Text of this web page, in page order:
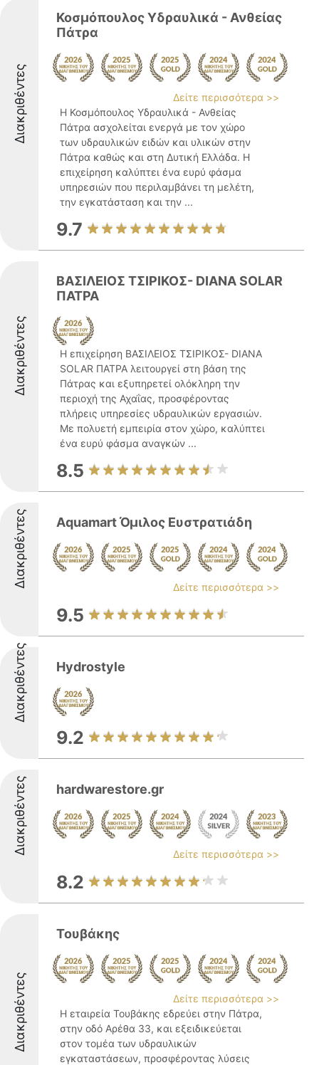
Διακριθέντες
Κοσμόπουλος Υδραυλικά - Ανθείας
Πάτρα
Δείτε περισσότερα >>
Η Κοσμόπουλος Υδραυλικά - Ανθείας
Πάτρα ασχολείται ενεργά με τον χώρο
των υδραυλικών ειδών και υλικών στην
Πάτρα καθώς και στη Δυτική Ελλάδα. Η
επιχείρηση καλύπτει ένα ευρύ φάσμα
υπηρεσιών που περιλαμβάνει τη μελέτη,
την εγκατάσταση και την ...
9.7
Διακριθέντες
ΒΑΣΙΛΕΙΟΣ ΤΣΙΡΙΚΟΣ- DIANA SOLAR
ΠΑΤΡΑ
Η επιχείρηση ΒΑΣΙΛΕΙΟΣ ΤΣΙΡΙΚΟΣ- DIANA
SOLAR ΠΑΤΡΑ λειτουργεί στη βάση της
Πάτρας και εξυπηρετεί ολόκληρη την
περιοχή της Αχαΐας, προσφέροντας
πλήρεις υπηρεσίες υδραυλικών εργασιών.
Με πολυετή εμπειρία στον χώρο, καλύπτει
ένα ευρύ φάσμα αναγκών ...
8.5
Διακριθέντες Aquamart Όμιλος Ευστρατιάδη
Δείτε περισσότερα >>
9.5
Διακριθέντες Hydrostyle
9.2
Διακριθέντες hardwarestore.gr
Δείτε περισσότερα >>
8.2
Διακριθέντες
Τουβάκης
Δείτε περισσότερα >>
Η εταιρεία Τουβάκης εδρεύει στην Πάτρα,
στην οδό Αρέθα 33, και εξειδικεύεται
στον τομέα των υδραυλικών
εγκαταστάσεων, προσφέροντας λύσεις